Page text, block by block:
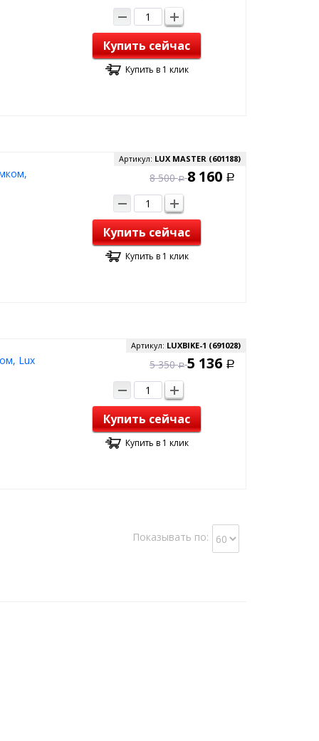
Купить сейчас
Купить в 1 клик
Артикул: LUX MASTER (601188)
8 500 Р 8 160 Р
Купить сейчас
Купить в 1 клик
Lux
Артикул: LUXBIKE-1 (691028)
5 350 Р 5 136 Р
Купить сейчас
Купить в 1 клик
Показывать по: